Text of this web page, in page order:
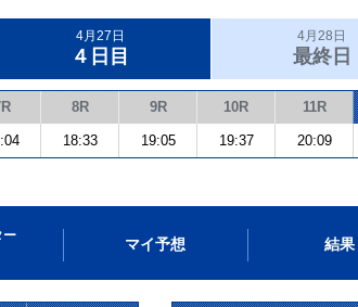
4月27日
４日目
4月28日
最終日
8R 9R 10R 11R
18:33 19:05 19:37 20:09
ー
マイ予想 結果